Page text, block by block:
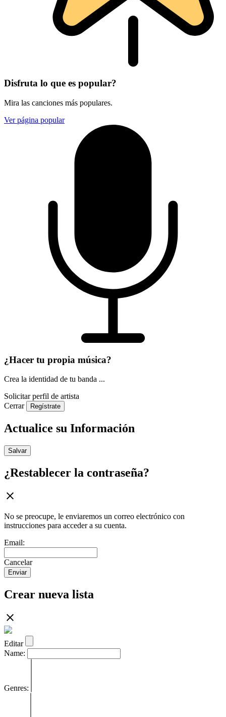
Disfruta lo que es popular?
Mira las canciones más populares.
Ver página popular
¿Hacer tu propia música?
Crea la identidad de tu banda ...
Solicitar perfil de artista
Cerrar
Regístrate
Actualice su Información
Salvar
¿Restablecer la contraseña?
No se preocupe, le enviaremos un correo electrónico con
instrucciones para acceder a su cuenta.
Email:
Cancelar
Enviar
Crear nueva lista
Editar
Name:
Genres: